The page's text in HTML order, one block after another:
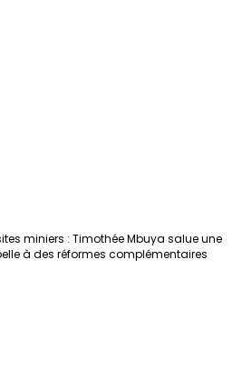
miniers : Timothée Mbuya salue une
à des réformes complémentaires